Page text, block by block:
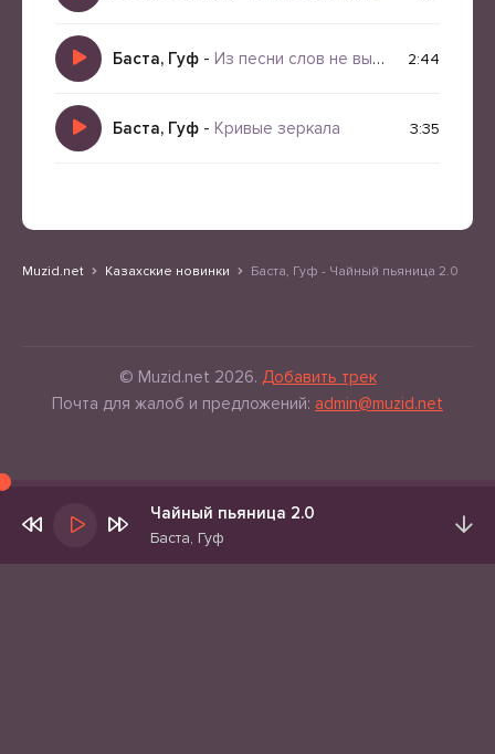
Баста, Гуф - Из песни слов не выкинешь 2:44
Баста, Гуф - Кривые зеркала 3:35
Muzid.net Казахские новинки Баста, Гуф - Чайный пьяница 2.0
© Muzid.net 2026. Добавить трек
Почта для жалоб и предложений: admin@muzid.net
Чайный пьяница 2.0
Баста, Гуф